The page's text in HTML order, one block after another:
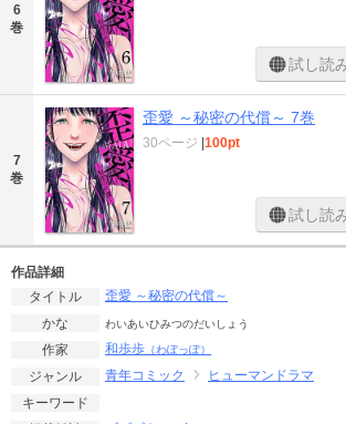
6
巻
試し読
7
巻
歪愛 ～秘密の代償～ 7巻
30ページ |100pt
試し読
作品詳細
タイトル
歪愛 ～秘密の代償～
かな
わいあいひみつのだいしょう
作家 和歩歩 （わぽっぽ）
ジャンル 青年コミック
ヒューマンドラマ
キーワード